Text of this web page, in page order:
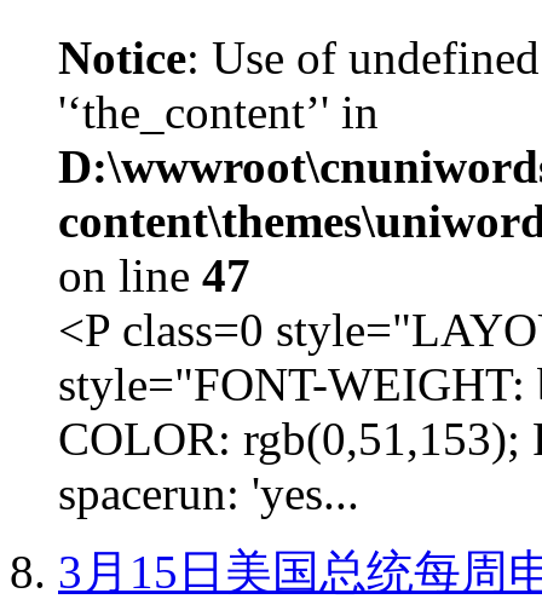
Notice: Use of
'‘the_content’' in
on line 47
<P class=0
style="FONT-
COLOR:
spacerun: 'yes...
3月15日美国总统每周